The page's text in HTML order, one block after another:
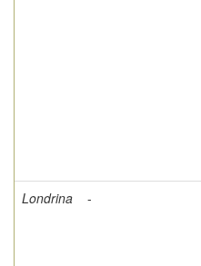
Londrina -